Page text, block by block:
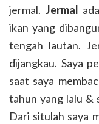
jermal. Jermal
ikan yang
tengah lautan.
dijangkau. Saya
saat saya
tahun yang lalu &
Dari situlah saya